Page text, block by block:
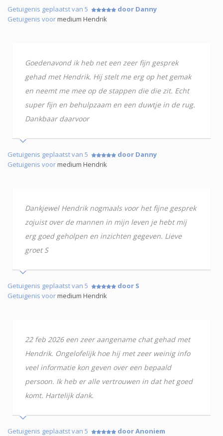
Getuigenis geplaatst van 5
door Danny
Getuigenis voormedium Hendrik
Goedenavond ik heb net een zeer fijn gesprek
gehad met Hendrik. Hij stelt me erg op het gemak
en neemt me mee op de stappen die die zit. Echt
super fijn en behulpzaam en een duwtje in de rug.
Dankbaar daarvoor
Getuigenis geplaatst van 5
door Danny
Getuigenis voormedium Hendrik
Dankjewel Hendrik nogmaals voor het fijne gesprek
zojuist over de mannen in mijn leven je hebt mij
erg goed geholpen en inzichten gegeven. Lieve
groet S
Getuigenis geplaatst van 5
door S
Getuigenis voormedium Hendrik
22 feb 2026 een zeer aangename chat gehad met
Hendrik. Ongelofelijk hoe hij met zeer weinig info
veel informatie kon geven over een bepaald
persoon. Ik heb er alle vertrouwen in dat het goed
komt. Hartelijk dank.
Getuigenis geplaatst van 5
door Anoniem